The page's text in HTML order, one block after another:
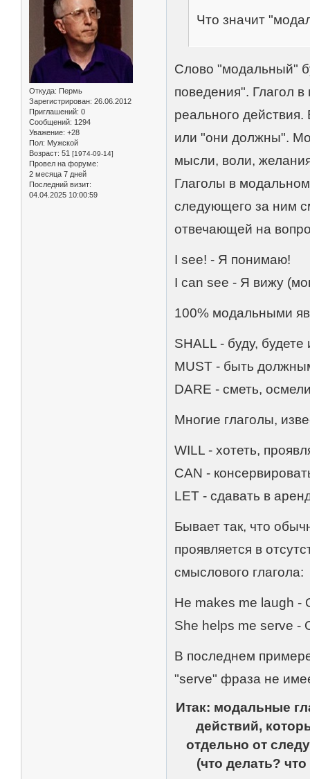
Откуда: Пермь
Зарегистрирован: 26.06.2012
Приглашений: 0
Сообщений: 1294
Уважение: +28
Пол: Мужской
Возраст: 51 [1974-09-14]
Провел на форуме:
2 месяца 7 дней
Последний визит:
04.04.2025 10:00:59
Что значит
Слово "модальный"
поведения". Глагол
реального
или "они должны".
мысли, воли,
Глаголы в
следующего за ним
отвечающей на
I see! - Я понимаю!
I can see - Я вижу
100% модальными
SHALL - буду,
MUST - быть
DARE - сметь,
Многие глаголы,
WILL - хотеть,
CAN -
LET - сдавать в
Бывает так, что
проявляется в
смыслового глагола:
He makes me laugh -
She helps me serve -
В последнем
"serve" фраза не
Итак: модальные
действий,
отдельно от
(что делать?